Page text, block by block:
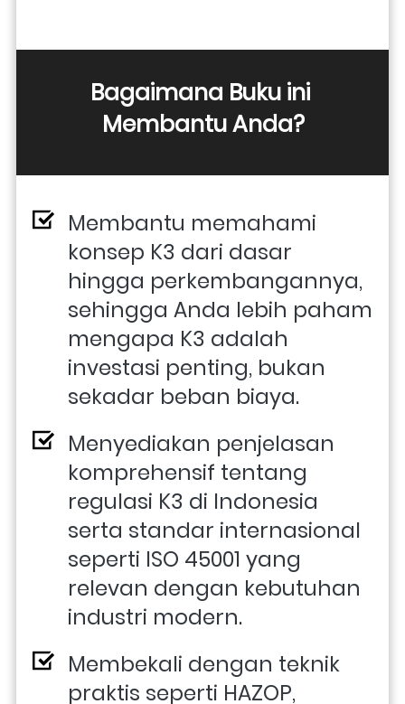
Bagaimana Buku ini
Membantu Anda?
Membantu memahami
konsep K3 dari dasar
hingga perkembangannya,
sehingga Anda lebih paham
mengapa K3 adalah
investasi penting, bukan
sekadar beban biaya.
Menyediakan penjelasan
komprehensif tentang
regulasi K3 di Indonesia
serta standar internasional
seperti ISO 45001 yang
relevan dengan kebutuhan
industri modern.
Membekali dengan teknik
praktis seperti HAZOP,